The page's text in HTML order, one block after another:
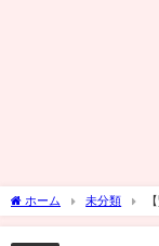
ホーム 未分類
Japanese company